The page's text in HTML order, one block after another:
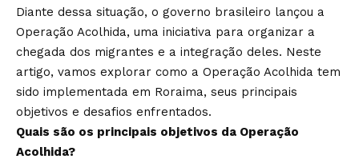
Diante dessa situação, o governo brasileiro lançou a
Operação Acolhida, uma iniciativa para organizar a
chegada dos migrantes e a integração deles. Neste
artigo, vamos explorar como a Operação Acolhida tem
sido implementada em Roraima, seus principais
objetivos e desafios enfrentados.
Quais são os principais objetivos da Operação
Acolhida?